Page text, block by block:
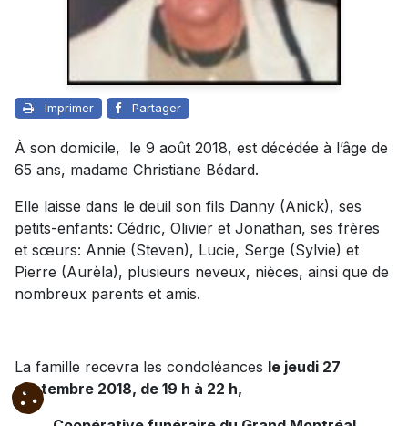
Imprimer Partager
À son domicile, le 9 août 2018, est décédée à l’âge de
65 ans, madame Christiane Bédard.
Elle laisse dans le deuil son fils Danny (Anick), ses
petits-enfants: Cédric, Olivier et Jonathan, ses frères
et sœurs: Annie (Steven), Lucie, Serge (Sylvie) et
Pierre (Aurèla), plusieurs neveux, nièces, ainsi que de
nombreux parents et amis.
La famille recevra les condoléances le jeudi 27
septembre 2018, de 19 h à 22 h,